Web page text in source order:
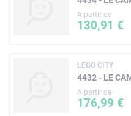
A partir de
130,91 €
LEGO CITY
4432 - LE
A partir de
176,99 €